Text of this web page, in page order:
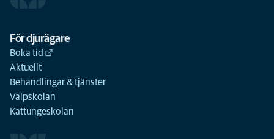
För djurägare
Boka tid
Aktuellt
Behandlingar & tjänster
Valpskolan
Kattungeskolan